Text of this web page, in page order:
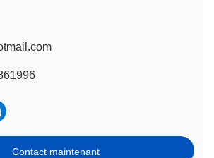
Contact maintenant